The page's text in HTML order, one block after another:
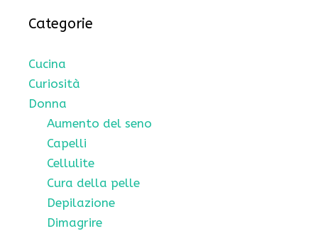
Categorie
Cucina
Curiosità
Donna
Aumento del seno
Capelli
Cellulite
Cura della pelle
Depilazione
Dimagrire